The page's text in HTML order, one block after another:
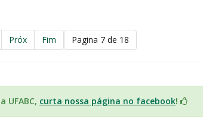
Pagina 7 de 18
Próx Fim
UFABC, curta nossa página no facebook!